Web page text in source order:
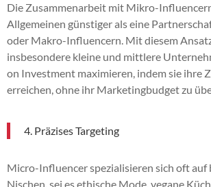
Die Zusammenarbeit mit Mikro-
Allgemeinen günstiger als eine
oder Makro-Influencern. Mit diesem
insbesondere kleine und mittlere
on Investment maximieren, indem sie ihre
erreichen, ohne ihr Marketingbudget zu
4. Präzises Targeting
Micro-Influencer spezialisieren sich oft auf
Nischen, sei es ethische Mode, vegane